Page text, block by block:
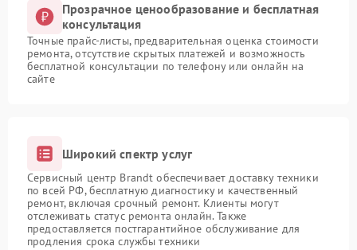
Прозрачное ценообразование и бесплатная
консультация
Точные прайс-листы, предварительная оценка стоимости
ремонта, отсутствие скрытых платежей и возможность
бесплатной консультации по телефону или онлайн на
сайте
Широкий спектр услуг
Сервисный центр Brandt обеспечивает доставку техники
по всей РФ, бесплатную диагностику и качественный
ремонт, включая срочный ремонт. Клиенты могут
отслеживать статус ремонта онлайн. Также
предоставляется постгарантийное обслуживание для
продления срока службы техники